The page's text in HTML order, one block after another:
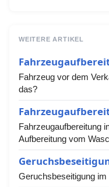
WEITERE ARTIKEL
Fahrzeug vor dem
das?
Fahrzeugaufbereitung
Aufbereitung vom
Geruchsbeseitigung